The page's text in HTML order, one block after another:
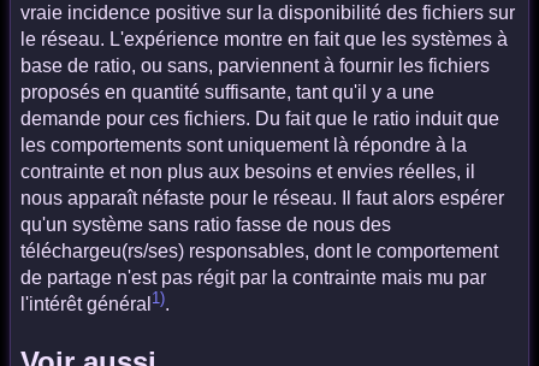
vraie incidence positive sur la disponibilité des fichiers sur
le réseau. L'expérience montre en fait que les systèmes à
base de ratio, ou sans, parviennent à fournir les fichiers
proposés en quantité suffisante, tant qu'il y a une
demande pour ces fichiers. Du fait que le ratio induit que
les comportements sont uniquement là répondre à la
contrainte et non plus aux besoins et envies réelles, il
nous apparaît néfaste pour le réseau. Il faut alors espérer
qu'un système sans ratio fasse de nous des
téléchargeu(rs/ses) responsables, dont le comportement
de partage n'est pas régit par la contrainte mais mu par
l'intérêt général 1).